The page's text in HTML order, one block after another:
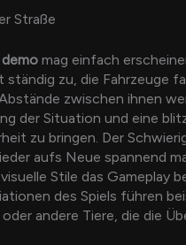
Straße
mag einfach
ständig zu, die Fahrzeuge
zwischen ihnen
der Situation und eine
zu bringen. Der
aufs Neue spannend
Stile das Gameplay
des Spiels führen
andere Tiere, die die